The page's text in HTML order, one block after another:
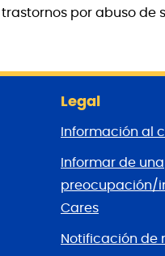
por abuso de
Legal
Información al
Informar de una
preocupación/
Cares
Notificación de